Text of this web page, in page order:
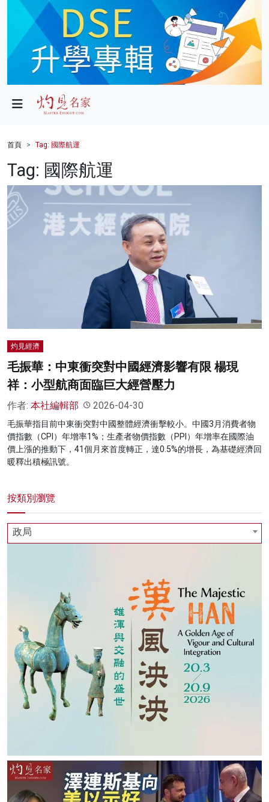
政局
財經
健康
商業
首頁 Tag: 國際航運
Tag: 國際航運
灼見經濟
毛振華：中東衝突對中國經濟影響有限 楊現
祥：小型航商面臨巨大經營壓力
作者: 本社編輯部 2026-04-30
毛振華指目前中東衝突對中國整體經濟衝擊較小。中國3月消費者物
價指數（CPI）年增率1%；生產者物價指數（PPI）年增率在國際油
價上漲的推動下，41個月來首度轉正，達0.5%的增長，為基礎經濟回
暖釋出積極訊號。
按類別瀏覽
政局